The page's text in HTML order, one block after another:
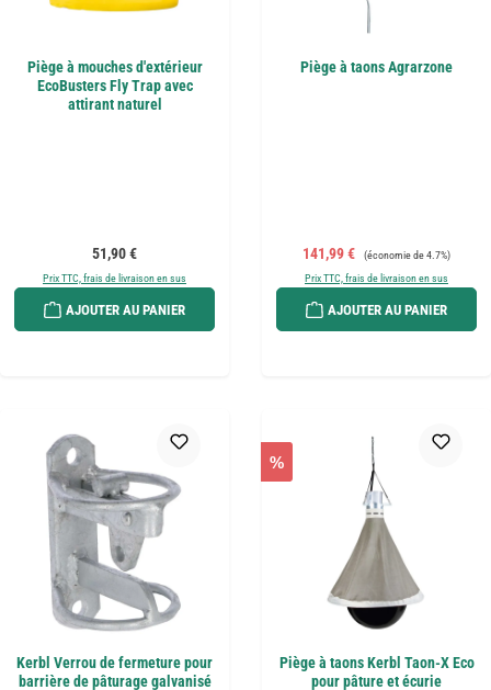
Piège à mouches d'extérieur
EcoBusters Fly Trap avec
attirant naturel
Prix régulier :
51,90 €
Prix TTC, frais de livraison en sus
AJOUTER AU PANIER
Piège à taons Agrarzone
Prix de vente :
141,99 € Prix régulier :
(économie de 4.7%)
Prix TTC, frais de livraison en sus
AJOUTER AU PANIER
Kerbl Verrou de fermeture pour
barrière de pâturage galvanisé
%
Piège à taons Kerbl Taon-X Eco
pour pâture et écurie